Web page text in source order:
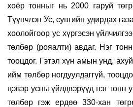
хоёр тонныг нь 2000 гаруй
Түүнчлэн Ус, сувгийн удирдах
хоолойгоор ус хүргэсэн
төлбөр (рояалти) авдаг. Нэг
тооцдог. Гэтэл хүн амын унд,
ийм төлбөр ногдуулдаггүй,
цэвэр усны үйлдвэрүүд нэг тонн
төлбөр гэж ердөө 330-хан